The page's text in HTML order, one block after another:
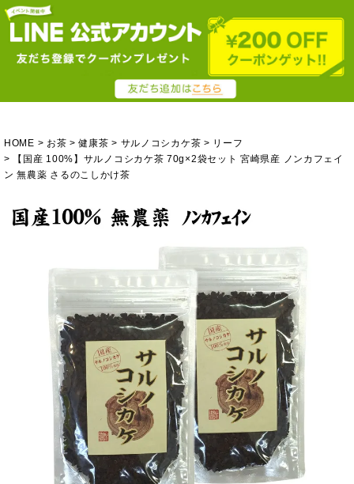
HOME お茶 健康茶 サルノコシカケ茶
リーフ
【国産 100%】サルノコシカケ茶 70g×2袋セット 宮崎県産 ノンカフェイ
ン 無農薬 さるのこしかけ茶